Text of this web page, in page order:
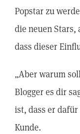
Popstar zu
die neuen
dass dieser
„Aber warum
Blogger es dir
ist, dass er
Kunde.